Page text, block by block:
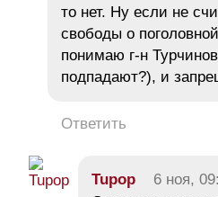
то нет. Ну если не
свободы о
понимаю г-н
подпадают?), и
Ответить
Tupop 6 ноя,